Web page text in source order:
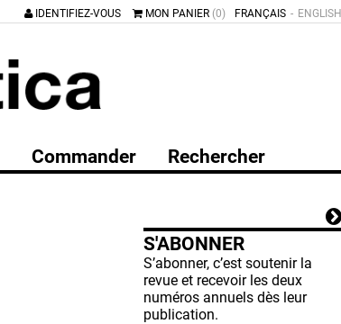
ENGLISH
FRANÇAIS
IDENTIFIEZ-VOUS MON PANIER (0)
Commander Rechercher
S'ABONNER
S’abonner, c’est soutenir la
revue et recevoir les deux
numéros annuels dès leur
publication.